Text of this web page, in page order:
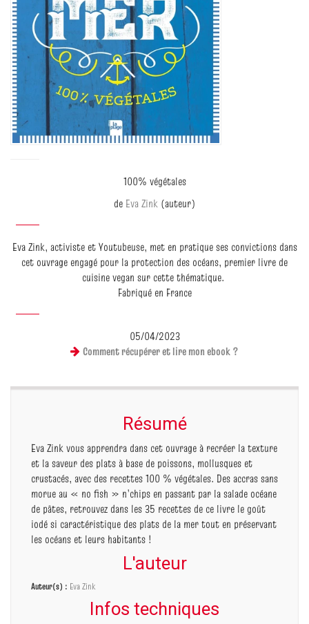
100% végétales
de Eva Zink (auteur)
Eva Zink, activiste et Youtubeuse, met en pratique ses convictions dans
cet ouvrage engagé pour la protection des océans, premier livre de
cuisine vegan sur cette thématique.
Fabriqué en France
05/04/2023
Comment récupérer et lire mon ebook ?
Résumé
Eva Zink vous apprendra dans cet ouvrage à recréer la texture
et la saveur des plats à base de poissons, mollusques et
crustacés, avec des recettes 100 % végétales. Des accras sans
morue au « no fish » n’chips en passant par la salade océane
de pâtes, retrouvez dans les 35 recettes de ce livre le goût
iodé si caractéristique des plats de la mer tout en préservant
les océans et leurs habitants !
L'auteur
Auteur(s) : Eva Zink
Infos techniques